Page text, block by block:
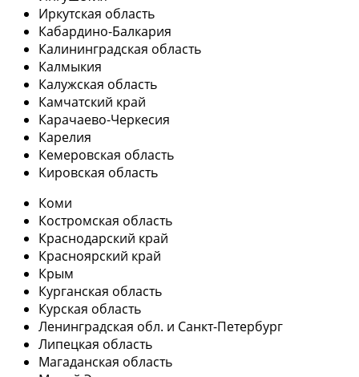
Иркутская область
Кабардино-Балкария
Калининградская область
Калмыкия
Калужская область
Камчатский край
Карачаево-Черкесия
Карелия
Кемеровская область
Кировская область
Коми
Костромская область
Краснодарский край
Красноярский край
Крым
Курганская область
Курская область
Ленинградская обл. и Санкт-Петербург
Липецкая область
Магаданская область